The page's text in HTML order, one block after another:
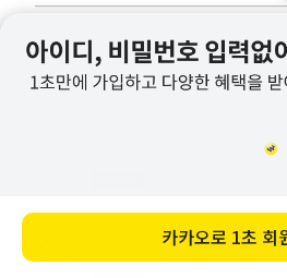
카카오로 1초 회